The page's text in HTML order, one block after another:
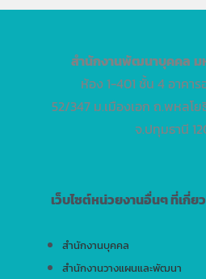
สำนักงานพัฒนาบุคคล ม
ห้อง 1-401 ชั้น 4 อาคา
52/347 ม.เมืองเอก ถ.พหลโ
จ.ปทุมธานี
เว็บไซต์หน่วยงานอื่นๆ ที่เกี่ย
สำนักงานบุคคล
สำนักงานวางแผนและพัฒนา